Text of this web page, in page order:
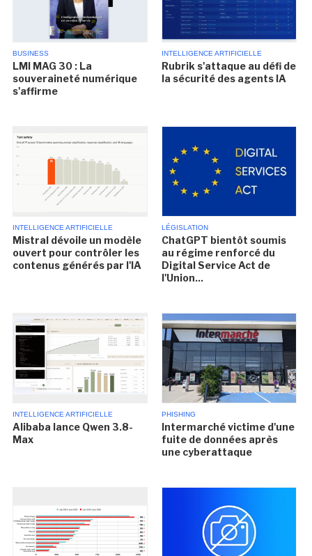
BUSINESS
LMI MAG 30 : La
souveraineté numérique
s'affirme
INTELLIGENCE ARTIFICIELLE
Rubrik s'attaque au défi de
la sécurité des agents IA
INTELLIGENCE ARTIFICIELLE
Mistral dévoile un modèle
ouvert pour contrôler les
contenus générés par l'IA
LÉGISLATION
ChatGPT bientôt soumis
au régime renforcé du
Digital Service Act de
l'Union...
INTELLIGENCE ARTIFICIELLE
Alibaba lance Qwen 3.8-
Max
PHISHING
Intermarché victime d'une
fuite de données après
une cyberattaque